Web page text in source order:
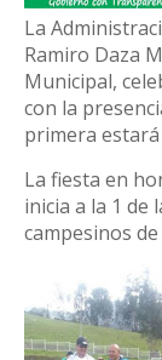
​La
Ramiro Daza
Municipal,
con la
primera
La fiesta en
inicia a la 1 de
campesinos